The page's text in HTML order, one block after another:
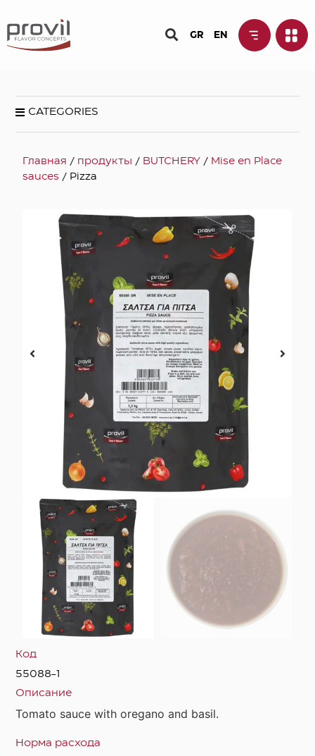
GR EN
CATEGORIES
Главная / продукты / BUTCHERY / Mise en Place
sauces / Pizza
Код
55088-1
Описание
Tomato sauce with oregano and basil.
Норма расхода